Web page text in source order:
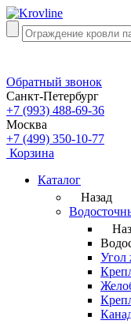
Обратный звонок
Санкт-Петербург
+7 (993) 488-69-36
Москва
+7 (499) 350-10-77
Корзина
Каталог
Назад
Угол